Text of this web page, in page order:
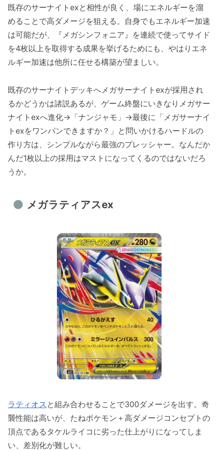
既存のサーナイトexと相性が良く、場にエネルギーを溜
めることで高ダメージを狙える。自身でもエネルギー加速
は可能だが、『メガシンフォニア』を連続で使ってサイド
を4枚以上を取得する成果を挙げるためにも、やはりエネ
ルギー加速は他所に任せる構築が望ましい。
既存のサーナイトデッキへメガサーナイトexが採用され
るかどうかは諸説あるが、ゲーム終盤にいきなりメガサー
ナイトexへ進化→「ナンジャモ」→最後に「メガサーナイ
トexをワンパンできますか？」と問いかけるハードルの
作り方は、シンプルながら最強のプレッシャー。なんだか
んだ1枚以上の採用はマストになってくるのではないだろ
うか。
メガラティアスex
ラティオス と組み合わせることで300ダメージを出す。奇
襲性能は高いが、たねポケモン＋高ダメージコンセプトの
頂点であるタケルライコに劣った仕上がりになってしま
い、差別化が難しい。